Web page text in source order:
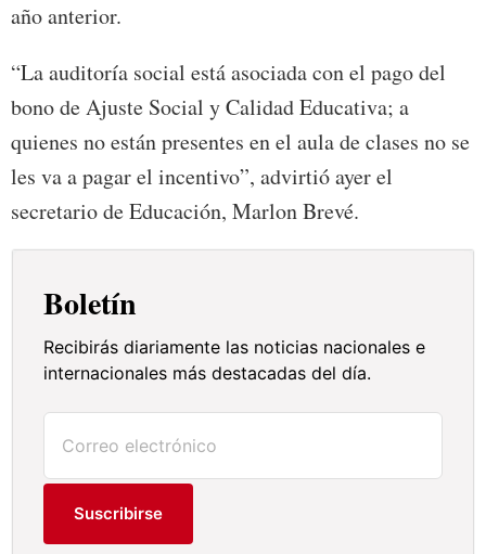
año anterior.
“La auditoría social está asociada con el pago del
bono de Ajuste Social y Calidad Educativa; a
quienes no están presentes en el aula de clases no se
les va a pagar el incentivo”, advirtió ayer el
secretario de Educación, Marlon Brevé.
Boletín
Recibirás diariamente las noticias nacionales e
internacionales más destacadas del día.
Suscribirse